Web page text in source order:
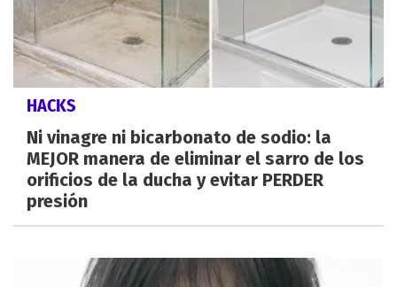
HACKS
Ni vinagre ni bicarbonato de sodio: la
MEJOR manera de eliminar el sarro de los
orificios de la ducha y evitar PERDER
presión